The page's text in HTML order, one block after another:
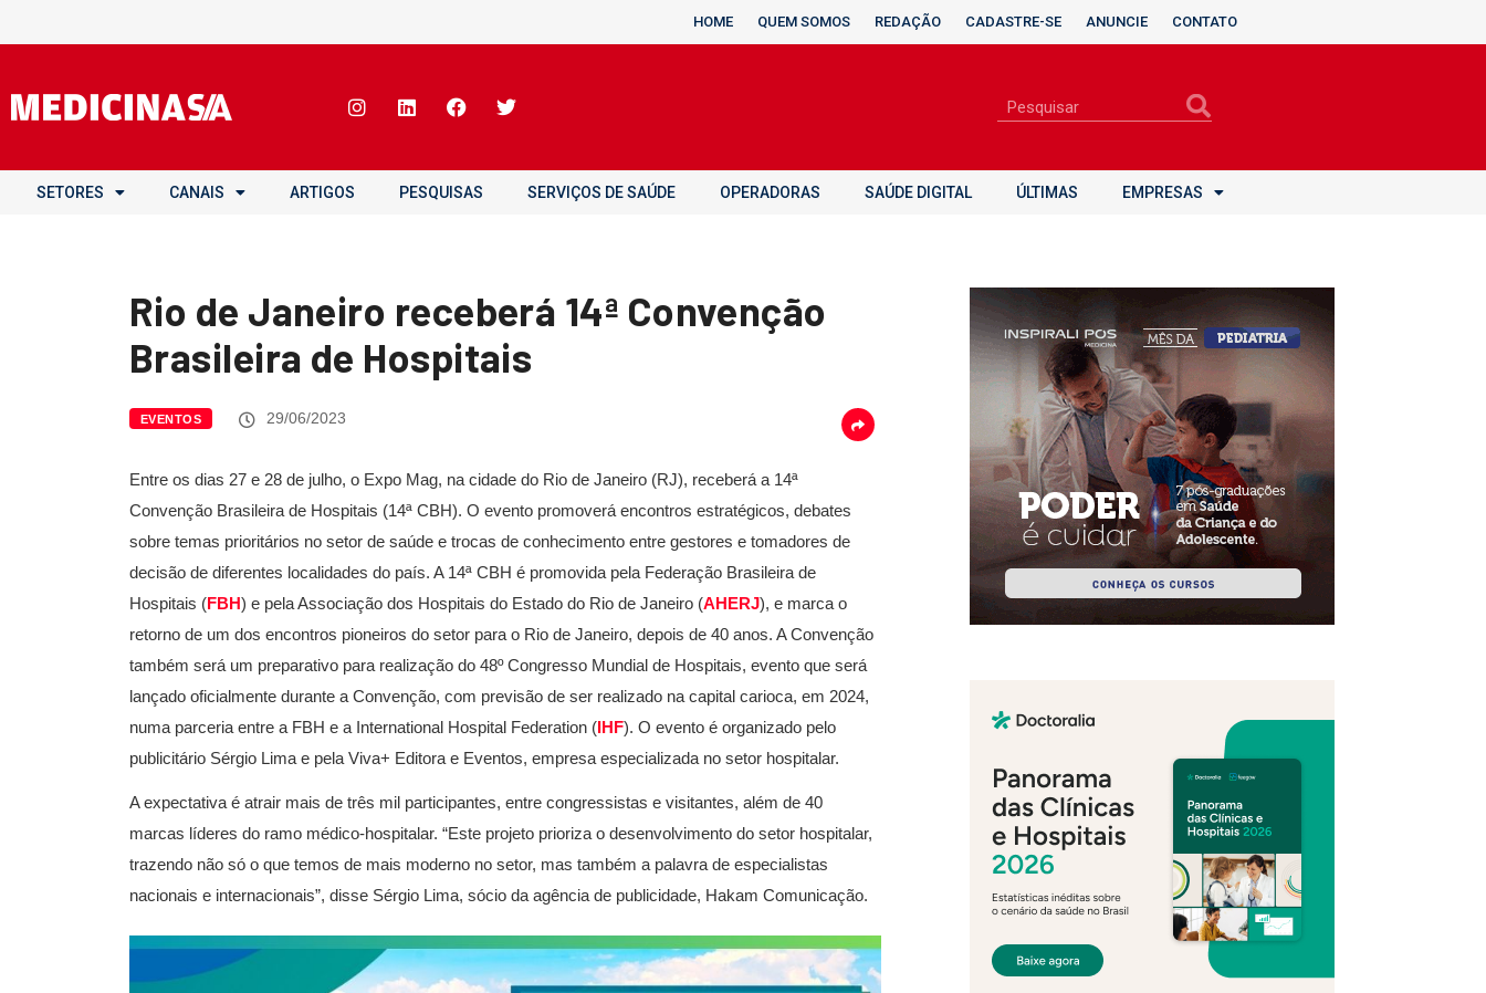
HOME QUEM SOMOS REDAÇÃO CADASTRE-SE ANUNCIE CONTATO
SETORES CANAIS ARTIGOS PESQUISAS SERVIÇOS DE SAÚDE OPERADORAS SAÚDE DIGITAL ÚLTIMAS EMPRESAS
Rio de Janeiro receberá 14ª Convenção
Brasileira de Hospitais
EVENTOS 29/06/2023
Entre os dias 27 e 28 de julho, o Expo Mag, na cidade do Rio de Janeiro (RJ), receberá a 14ª
Convenção Brasileira de Hospitais (14ª CBH). O evento promoverá encontros estratégicos, debates
sobre temas prioritários no setor de saúde e trocas de conhecimento entre gestores e tomadores de
decisão de diferentes localidades do país. A 14ª CBH é promovida pela Federação Brasileira de
Hospitais (FBH) e pela Associação dos Hospitais do Estado do Rio de Janeiro (AHERJ), e marca o
retorno de um dos encontros pioneiros do setor para o Rio de Janeiro, depois de 40 anos. A Convenção
também será um preparativo para realização do 48º Congresso Mundial de Hospitais, evento que será
lançado oficialmente durante a Convenção, com previsão de ser realizado na capital carioca, em 2024,
numa parceria entre a FBH e a International Hospital Federation (IHF). O evento é organizado pelo
publicitário Sérgio Lima e pela Viva+ Editora e Eventos, empresa especializada no setor hospitalar.
A expectativa é atrair mais de três mil participantes, entre congressistas e visitantes, além de 40
marcas líderes do ramo médico-hospitalar. “Este projeto prioriza o desenvolvimento do setor hospitalar,
trazendo não só o que temos de mais moderno no setor, mas também a palavra de especialistas
nacionais e internacionais”, disse Sérgio Lima, sócio da agência de publicidade, Hakam Comunicação.